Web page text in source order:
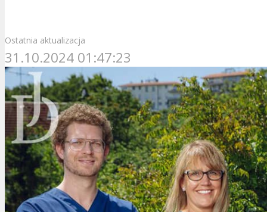
Ostatnia aktualizacja
31.10.2024 01:47:23